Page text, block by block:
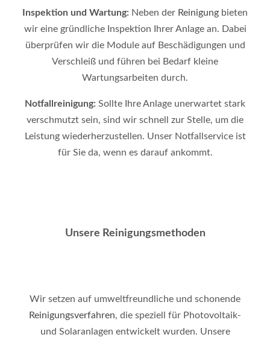
Inspektion und Wartung: Neben der Reinigung bieten
wir eine gründliche Inspektion Ihrer Anlage an. Dabei
überprüfen wir die Module auf Beschädigungen und
Verschleiß und führen bei Bedarf kleine
Wartungsarbeiten durch.
Notfallreinigung: Sollte Ihre Anlage unerwartet stark
verschmutzt sein, sind wir schnell zur Stelle, um die
Leistung wiederherzustellen. Unser Notfallservice ist
für Sie da, wenn es darauf ankommt.
Unsere Reinigungsmethoden
Wir setzen auf umweltfreundliche und schonende
Reinigungsverfahren, die speziell für Photovoltaik-
und Solaranlagen entwickelt wurden. Unsere